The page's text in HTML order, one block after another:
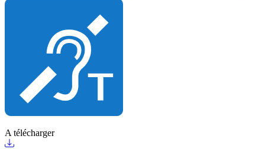
A télécharger